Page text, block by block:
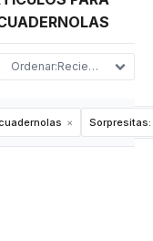
Recientes
Sorpresitas: